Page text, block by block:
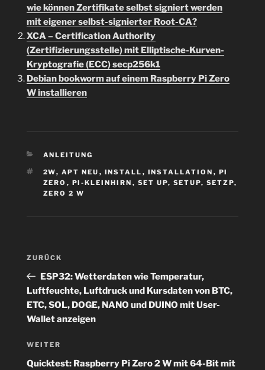
wie können Zertifikate selbst signiert werden
mit eigener selbst-signierter Root-CA?
XCA – Certification Authority
(Zertifizierungsstelle) mit Elliptische-Kurven-
Kryptografie (ECC) secp256k1
Debian bookworm auf einem Raspberry Pi Zero
W installieren
KATEGORIEN
ANLEITUNG
SCHLAGWÖRTER
2W, APT NEU , INSTALL , INSTALLATION , PI
ZERO , PI-KLEINHIRN , SET UP, SETUP, SETZP,
ZERO 2 W
Beitragsnavigation
Vorheriger
Beitrag
ZURÜCK
ESP32: Wetterdaten wie Temperatur,
Luftfeuchte, Luftdruck und Kursdaten von BTC,
ETC, SOL, DOGE, NANO und DUINO mit User-
Wallet anzeigen
Nächster
Beitrag
WEITER
Quicktest: Raspberry Pi Zero 2 W mit 64-Bit mit